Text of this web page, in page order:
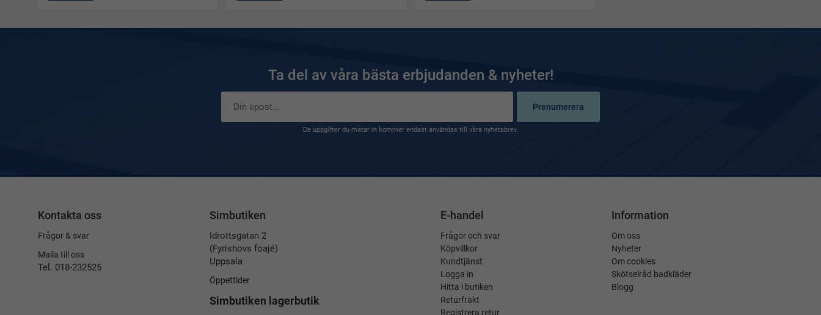
Ta del av våra bästa erbjudanden & nyheter!
Prenumerera
De uppgifter du matar in kommer endast användas till våra nyhetsbrev.
Kontakta oss
Frågor & svar
Maila till oss
Tel. 018-232525
Simbutiken
Idrottsgatan 2
(Fyrishovs foajé)
Uppsala
Öppettider
Simbutiken lagerbutik
E-handel
Frågor och svar
Köpvillkor
Kundtjänst
Logga in
Hitta i butiken
Returfrakt
Registrera retur
Information
Om oss
Nyheter
Om cookies
Skötselråd badkläder
Blogg